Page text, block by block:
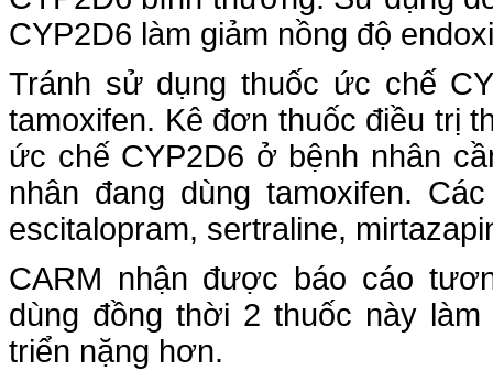
CYP2D6 làm giảm nồng độ
Tránh sử dụng thuốc ức chế
tamoxifen. Kê đơn thuốc điều trị
ức chế CYP2D6 ở bệnh nhân
nhân đang dùng tamoxifen.
escitalopram, sertraline,
CARM nhận được báo cáo
dùng đồng thời 2 thuốc này
triển nặng hơn.